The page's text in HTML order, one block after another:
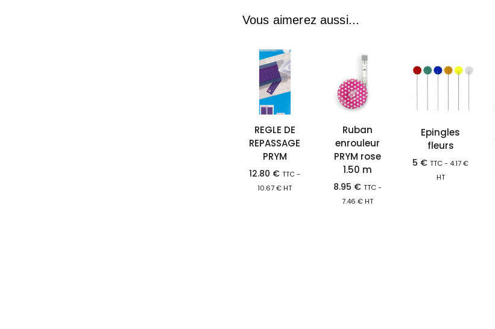
Vous aimerez aussi...
REGLE DE
REPASSAGE
PRYM
12.80 € TTC -
10.67€HT
Ruban
enrouleur
PRYM rose
1.50 m
8.95 € TTC -
7.46€HT
Epingles
fleurs
5 € TTC - 4.17€
HT